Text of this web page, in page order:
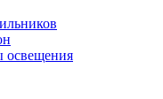
освещения